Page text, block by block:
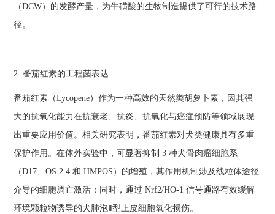
（DCW）的发酵产量，为牛磺酸的生物制造提供了可行的技术路
径。
2. 番茄红素的工程菌表达
番茄红素（Lycopene）作为一种高效的天然类胡萝卜素，因其强
大的抗氧化能力在抗衰老、抗炎、抗氧化与癌症预防等领域展现
出重要应用价值。相关研究表明，番茄红素对犬类健康具有多重
保护作用。在体外实验中，可显著抑制 3 种犬骨肉瘤细胞系
（D17、OS 2.4 和 HMPOS）的增殖，其作用机制涉及线粒体途径
介导的细胞凋亡激活；同时，通过 Nrf2/HO-1 信号通路有效缓解
环境颗粒物诱导的犬肺泡Ⅱ型上皮细胞氧化损伤。